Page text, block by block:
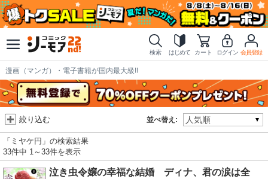
検索 はじめて カート ログイン 会員登録
漫画（マンガ）・電子書籍が国内最大級!!
並べ替え:
絞り込む
「ミヤケ円」の検索結果
33件中 1～33件を表示
泣き虫令嬢の幸福な結婚 ディナ、君の涙は全